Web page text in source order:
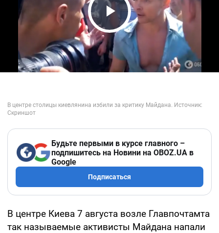
Play Video
Будьте первыми в курсе главного –
подпишитесь на Новини на OBOZ.UA в
Google
Подписаться
В центре Киева 7 августа возле Главпочтамта
так называемые активисты Майдана напали